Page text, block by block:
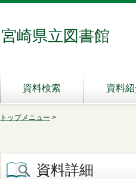
宮崎県立図書館
資料検索 資料
トップメニュー >
資料詳細